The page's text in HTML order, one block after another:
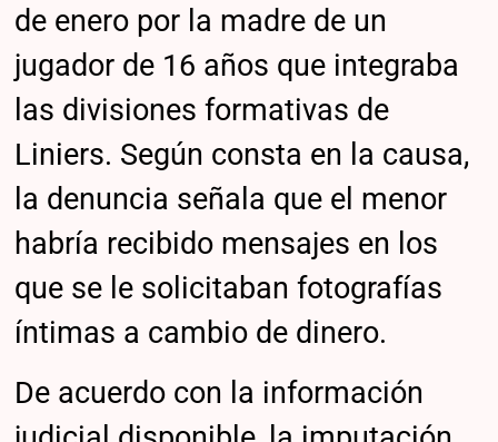
de enero por la madre de un
jugador de 16 años que integraba
las divisiones formativas de
Liniers. Según consta en la causa,
la denuncia señala que el menor
habría recibido mensajes en los
que se le solicitaban fotografías
íntimas a cambio de dinero.
De acuerdo con la información